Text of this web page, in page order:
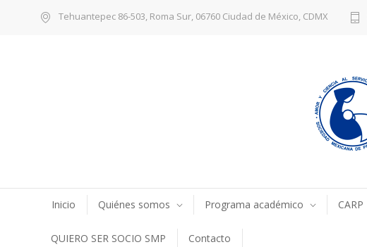
Tehuantepec 86-503, Roma Sur, 06760 Ciudad de México, CDMX
Inicio Quiénes somos Programa académico CARP
QUIERO SER SOCIO SMP Contacto